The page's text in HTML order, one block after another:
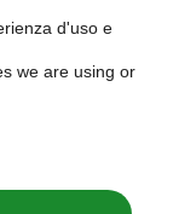
d'uso e
we are using or